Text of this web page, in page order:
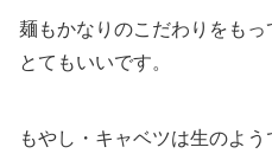
麺もかなりのこだわりをも
とてもいいです。
もやし・キャベツは生のよ